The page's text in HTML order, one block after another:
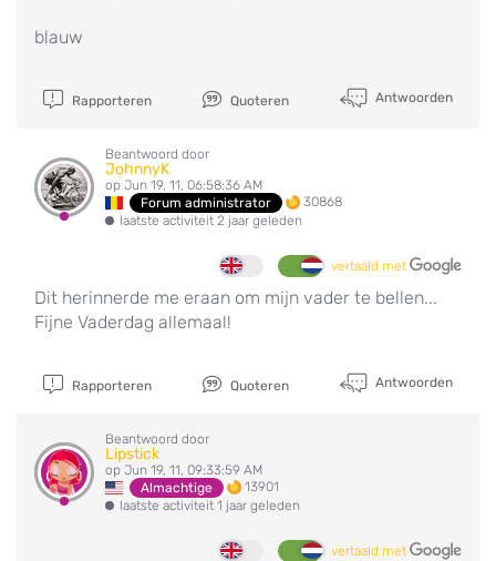
blauw
Rapporteren Quoteren Antwoorden
Beantwoord door
JohnnyK
op Jun 19, 11, 06:58:36 AM
Forum administrator
30868
laatste activiteit 2 jaar geleden
vertaald met
Dit herinnerde me eraan om mijn vader te bellen...
Fijne Vaderdag allemaal!
Rapporteren Quoteren Antwoorden
Beantwoord door
Lipstick
op Jun 19, 11, 09:33:59 AM
Almachtige
13901
laatste activiteit 1 jaar geleden
vertaald met